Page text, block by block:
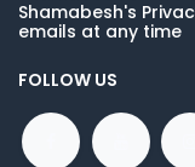
Shamabesh's
emails at any time
FOLLOW US